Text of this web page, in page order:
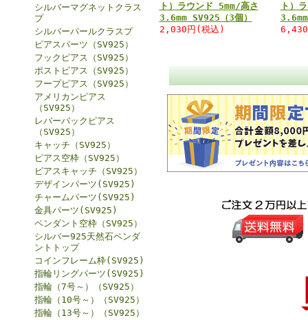
シルバーマグネットクラス
プ
シルバーパールクラスプ
ピアスパーツ（SV925）
フックピアス（SV925）
ポストピアス（SV925）
フープピアス（SV925）
アメリカンピアス
（SV925）
レバーバックピアス
（SV925）
キャッチ（SV925）
ピアス空枠（SV925）
ピアスキャッチ（SV925）
デザインパーツ(SV925)
チャームパーツ(SV925)
金具パーツ(SV925)
ペンダント空枠（SV925）
シルバー925天然石ペンダ
ントトップ
コインフレーム枠(SV925)
指輪リングパーツ(SV925)
指輪（7号～）（SV925）
指輪（10号～）（SV925）
指輪（13号～）（SV925）
ト）ラウンド 5mm/高さ
3.6mm SV925（3個）
2,030円(税込)
ト）